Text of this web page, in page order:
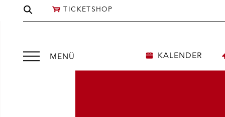
Seite
TICKETSHOP
MENÜ
Menü
KALENDER